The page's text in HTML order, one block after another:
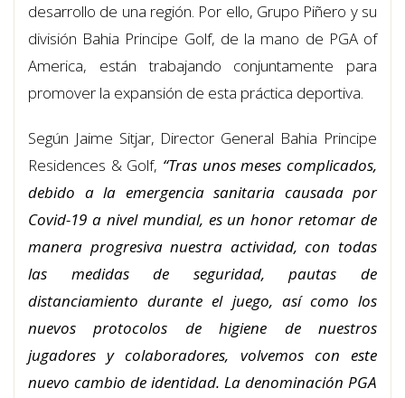
desarrollo de una región. Por ello, Grupo Piñero y su
división Bahia Principe Golf, de la mano de PGA of
America, están trabajando conjuntamente para
promover la expansión de esta práctica deportiva.
Según Jaime Sitjar, Director General Bahia Principe
Residences & Golf, “Tras unos meses complicados,
debido a la emergencia sanitaria causada por
Covid-19 a nivel mundial, es un honor retomar de
manera progresiva nuestra actividad, con todas
las medidas de seguridad, pautas de
distanciamiento durante el juego, así como los
nuevos protocolos de higiene de nuestros
jugadores y colaboradores, volvemos con este
nuevo cambio de identidad. La denominación PGA